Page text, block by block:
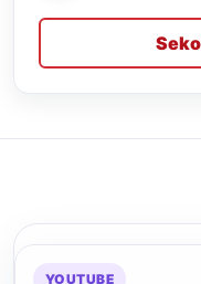
YOUTUBE